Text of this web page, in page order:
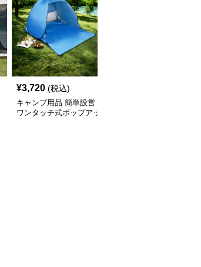
¥3,720 (税込)
キャンプ用品 簡単設営
ワンタッチ式ポップアッ